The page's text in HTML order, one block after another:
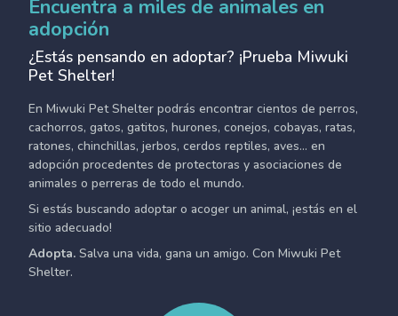
Encuentra a miles de animales en
adopción
¿Estás pensando en adoptar? ¡Prueba Miwuki
Pet Shelter!
En Miwuki Pet Shelter podrás encontrar cientos de perros,
cachorros, gatos, gatitos, hurones, conejos, cobayas, ratas,
ratones, chinchillas, jerbos, cerdos reptiles, aves... en
adopción procedentes de protectoras y asociaciones de
animales o perreras de todo el mundo.
Si estás buscando adoptar o acoger un animal, ¡estás en el
sitio adecuado!
Adopta. Salva una vida, gana un amigo. Con Miwuki Pet
Shelter.